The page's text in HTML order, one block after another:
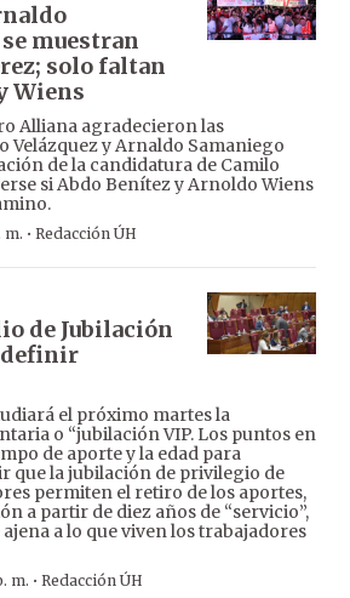
muestran
solo faltan
Wiens
Alliana agradecieron las
Velázquez y Arnaldo Samaniego
de la candidatura de Camilo
si Abdo Benítez y Arnoldo Wiens
m. · Redacción ÚH
de Jubilación
definir
el próximo martes la
o “jubilación VIP. Los puntos en
de aporte y la edad para
que la jubilación de privilegio de
permiten el retiro de los aportes,
a partir de diez años de “servicio”,
a lo que viven los trabajadores
m. · Redacción ÚH